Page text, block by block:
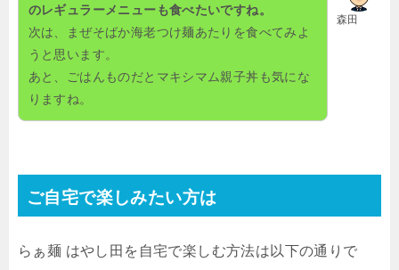
森田
のレギュラーメニューも食べたいですね。
次は、まぜそばか海老つけ麺あたりを食べてみよ
うと思います。
あと、ごはんものだとマキシマム親子丼も気にな
りますね。
ご自宅で楽しみたい方は
らぁ麺 はやし田を自宅で楽しむ方法は以下の通りで